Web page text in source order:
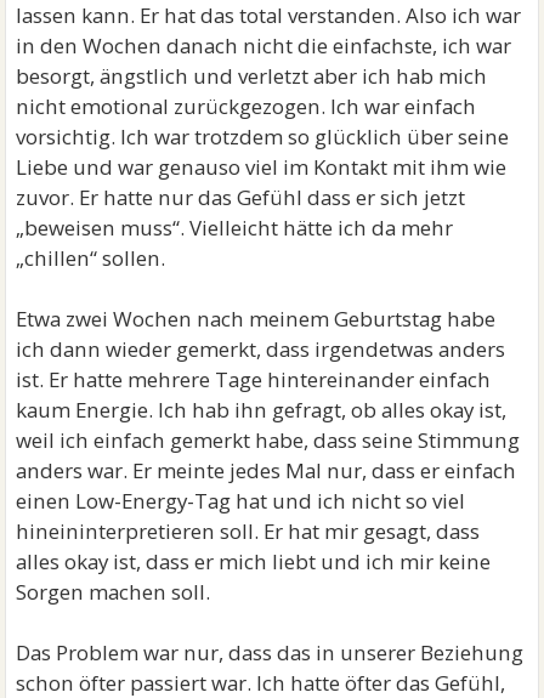
lassen kann. Er hat das total verstanden. Also ich war
in den Wochen danach nicht die einfachste, ich war
besorgt, ängstlich und verletzt aber ich hab mich
nicht emotional zurückgezogen. Ich war einfach
vorsichtig. Ich war trotzdem so glücklich über seine
Liebe und war genauso viel im Kontakt mit ihm wie
zuvor. Er hatte nur das Gefühl dass er sich jetzt
„beweisen muss“. Vielleicht hätte ich da mehr
„chillen“ sollen.
Etwa zwei Wochen nach meinem Geburtstag habe
ich dann wieder gemerkt, dass irgendetwas anders
ist. Er hatte mehrere Tage hintereinander einfach
kaum Energie. Ich hab ihn gefragt, ob alles okay ist,
weil ich einfach gemerkt habe, dass seine Stimmung
anders war. Er meinte jedes Mal nur, dass er einfach
einen Low-Energy-Tag hat und ich nicht so viel
hineininterpretieren soll. Er hat mir gesagt, dass
alles okay ist, dass er mich liebt und ich mir keine
Sorgen machen soll.
Das Problem war nur, dass das in unserer Beziehung
schon öfter passiert war. Ich hatte öfter das Gefühl,